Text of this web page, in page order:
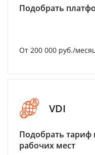
Подобрать
От 200 000 руб./
VDI
Подобрать тариф
рабочих мест